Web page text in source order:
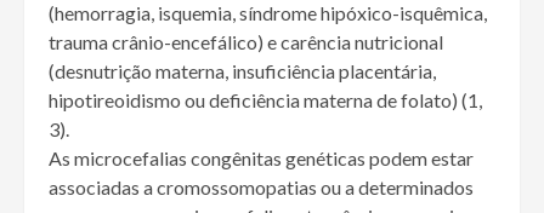
(hemorragia, isquemia, síndrome hipóxico-isquêmica,
trauma crânio-encefálico) e carência nutricional
(desnutrição materna, insuficiência placentária,
hipotireoidismo ou deficiência materna de folato) (1,
3).
As microcefalias congênitas genéticas podem estar
associadas a cromossomopatias ou a determinados